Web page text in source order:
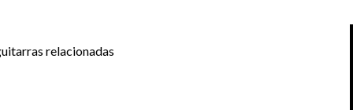
relacionadas